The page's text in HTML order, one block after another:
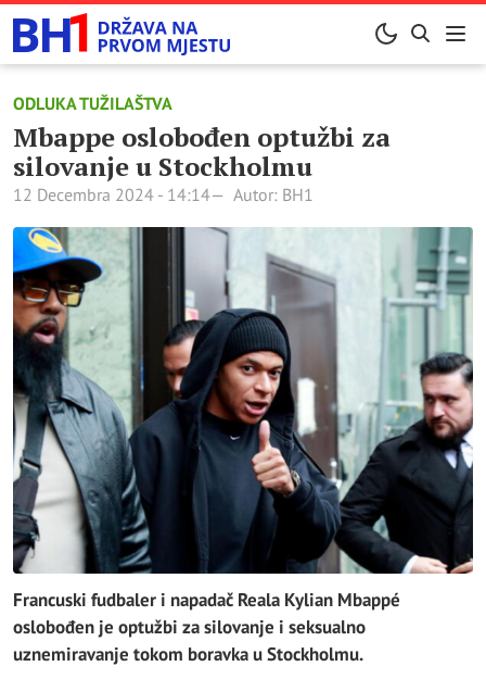
ODLUKA TUŽILAŠTVA
Mbappe oslobođen optužbi za
silovanje u Stockholmu
12 Decembra 2024 - 14:14 Autor: BH1
Francuski fudbaler i napadač Reala Kylian Mbappé
oslobođen je optužbi za silovanje i seksualno
uznemiravanje tokom boravka u Stockholmu.